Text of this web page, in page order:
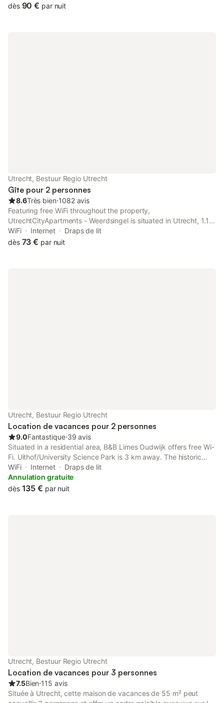
dès 90 € par nuit
Utrecht, Bestuur Regio Utrecht
Gîte pour 2 personnes
8.6Très bien⋅1082 avis
Featuring free WiFi throughout the property,
UtrechtCityApartments - Weerdsingel is situated in Utrecht, 1.1
km from Jaarbeurs Utrecht. Railway Museum is 1.3 km from the
property. All units consist of a living/bedroom with kitchen.
WiFi Internet
Draps de lit
dès 73 € par nuit
Utrecht, Bestuur Regio Utrecht
Location de vacances pour 2 personnes
9.0Fantastique⋅39 avis
Situated in a residential area, B&B Limes Oudwijk offers free Wi-
Fi. Uithof/University Science Park is 3 km away. The historic
centre is 5 minutes by bicycle.
WiFi Internet
Draps de lit
Annulation gratuite
dès 135 € par nuit
Utrecht, Bestuur Regio Utrecht
Location de vacances pour 3 personnes
7.5Bien⋅115 avis
Située à Utrecht, cette maison de vacances de 55 m² peut